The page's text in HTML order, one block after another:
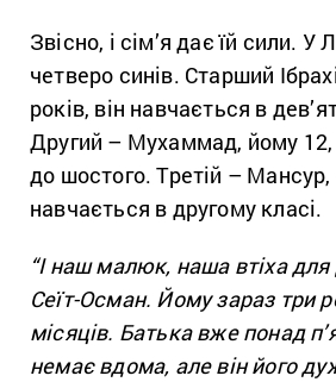
Звісно, і сім’я дає їй сили. У
четверо синів. Старший
років, він навчається в
Другий – Мухаммад, йому 12,
до шостого. Третій – Мансур,
навчається в другому класі.
“І наш малюк, наша втіха
Сеїт-Осман. Йому зараз три
місяців. Батька вже понад
немає вдома, але він його